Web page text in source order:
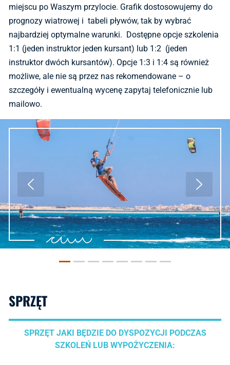
miejscu po Waszym przylocie. Grafik dostosowujemy do
prognozy wiatrowej i tabeli pływów, tak by wybrać
najbardziej optymalne warunki. Dostępne opcje szkolenia
1:1 (jeden instruktor jeden kursant) lub 1:2 (jeden
instruktor dwóch kursantów). Opcje 1:3 i 1:4 są również
możliwe, ale nie są przez nas rekomendowane – o
szczegóły i ewentualną wycenę zapytaj telefonicznie lub
mailowo.
SPRZĘT
SPRZĘT JAKI BĘDZIE DO DYSPOZYCJI PODCZAS
SZKOLEŃ LUB WYPOŻYCZENIA: